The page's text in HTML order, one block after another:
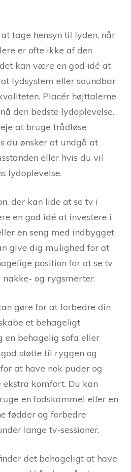
tage hensyn til lyden, når
er ofte ikke af den
kan være en god idé at
lydsystem eller soundbar
Placér højttalerne
den bedste lydoplevelse.
at bruge trådløse
du ønsker at undgå at
eller hvis du vil
lydoplevelse.
der kan lide at se tv i
en god idé at investere i
en seng med indbygget
give dig mulighed for at
position for at se tv
og rygsmerter.
gøre for at forbedre din
et behageligt
en behagelig sofa eller
støtte til ryggen og
at have nok puder og
komfort. Du kan
en fodskammel eller en
fødder og forbedre
lange tv-sessioner.
det behageligt at have